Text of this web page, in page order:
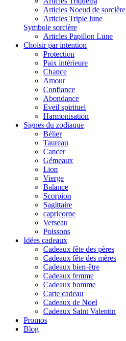
Articles Noeud de sorcière
Articles Triple lune
Symbole sorcière
Articles Papillon Lune
Choisir par intention
Protection
Paix intérieure
Chance
Amour
Confiance
Abondance
Eveil spirituel
Harmonisation
Signes du zodiaque
Bélier
Taureau
Cancer
Gémeaux
Lion
Vierge
Balance
Scorpion
Sagittaire
capricorne
Verseau
Poissons
Idées cadeaux
Cadeaux fête des pères
Cadeaux fête des mères
Cadeaux bien-être
Cadeaux femme
Cadeaux homme
Carte cadeau
Cadeaux de Noel
Cadeaux Saint Valentin
Promos
Blog